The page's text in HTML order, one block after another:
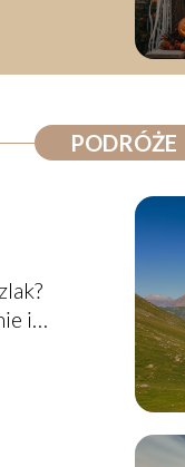
PODRÓŻE
i